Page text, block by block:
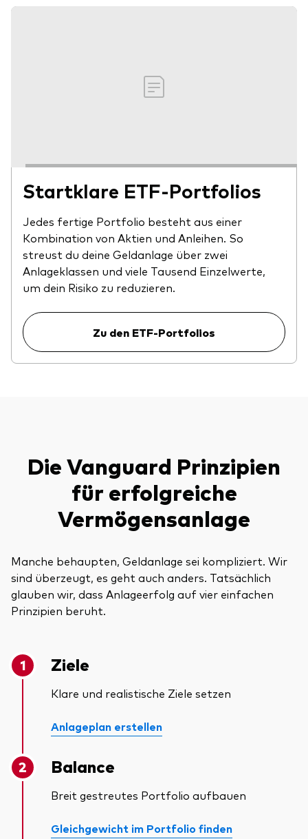
Startklare ETF-Portfolios
Jedes fertige Portfolio besteht aus einer
Kombination von Aktien und Anleihen. So
streust du deine Geldanlage über zwei
Anlageklassen und viele Tausend Einzelwerte,
um dein Risiko zu reduzieren.
Zu den ETF-Portfolios
Die Vanguard Prinzipien
für erfolgreiche
Vermögensanlage
Manche behaupten, Geldanlage sei kompliziert. Wir
sind überzeugt, es geht auch anders. Tatsächlich
glauben wir, dass Anlageerfolg auf vier einfachen
Prinzipien beruht.
Ziele
Klare und realistische Ziele setzen
Anlageplan erstellen
Balance
Breit gestreutes Portfolio aufbauen
Gleichgewicht im Portfolio finden